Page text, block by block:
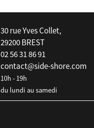
30 rue Yves Collet,
29200 BREST
02 56 31 86 91
contact@side-shore.com
10h - 19h
du lundi au samedi